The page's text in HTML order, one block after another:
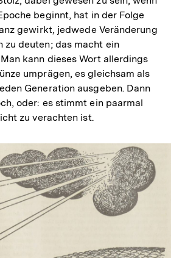
beginnt, hat in der Folge
gewirkt, jedwede Veränderung
zu deuten; das macht ein
kann dieses Wort allerdings
umprägen, es gleichsam als
Generation ausgeben. Dann
oder: es stimmt ein paarmal
zu verachten ist.